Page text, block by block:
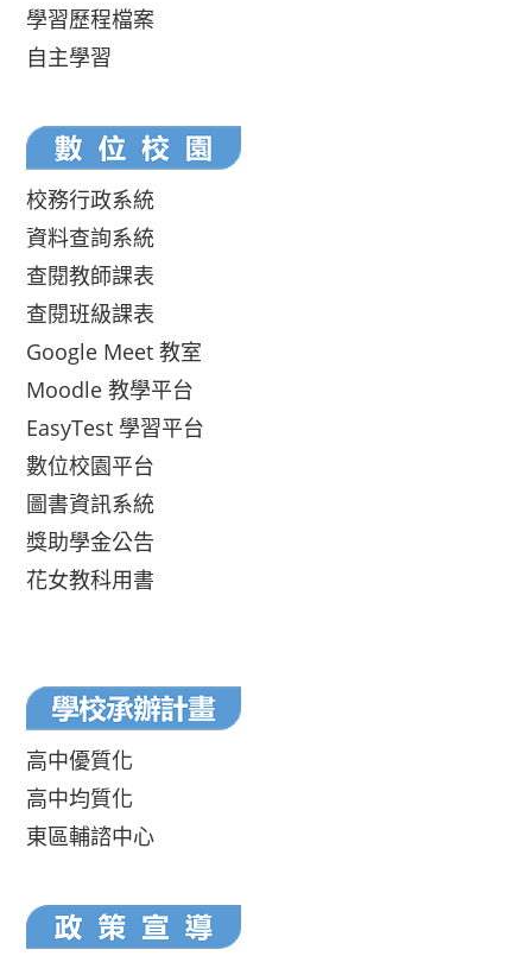
學習歷程檔案
自主學習
校務行政系統
資料查詢系統
查閱教師課表
查閱班級課表
Google Meet 教室
Moodle 教學平台
EasyTest 學習平台
數位校園平台
圖書資訊系統
獎助學金公告
花女教科用書
高中優質化
高中均質化
東區輔諮中心